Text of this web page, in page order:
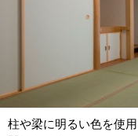
柱や梁に明るい色を使